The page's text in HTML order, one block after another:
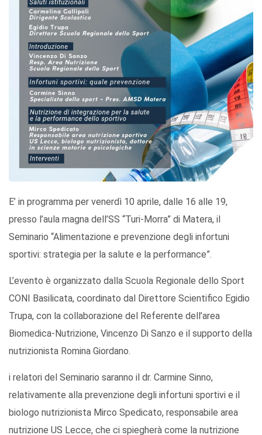
E’ in programma per venerdì 10 aprile, dalle 16 alle 19,
presso l’aula magna dell’SS “Turi-Morra” di Matera, il
Seminario “Alimentazione e prevenzione degli infortuni
sportivi: strategia per la salute e la performance”.
L’evento è organizzato dalla Scuola Regionale dello Sport
CONI Basilicata, coordinato dal Direttore Scientifico Egidio
Trupa, con la collaborazione del Referente dell’area
Biomedica-Nutrizione, Vincenzo Di Sanzo e il supporto della
nutrizionista Romina Giordano.
i relatori del Seminario saranno il dr. Carmine Sinno,
relativamente alla prevenzione degli infortuni sportivi e il
biologo nutrizionista Mirco Spedicato, responsabile area
nutrizione US Lecce, che ci spiegherà come la nutrizione